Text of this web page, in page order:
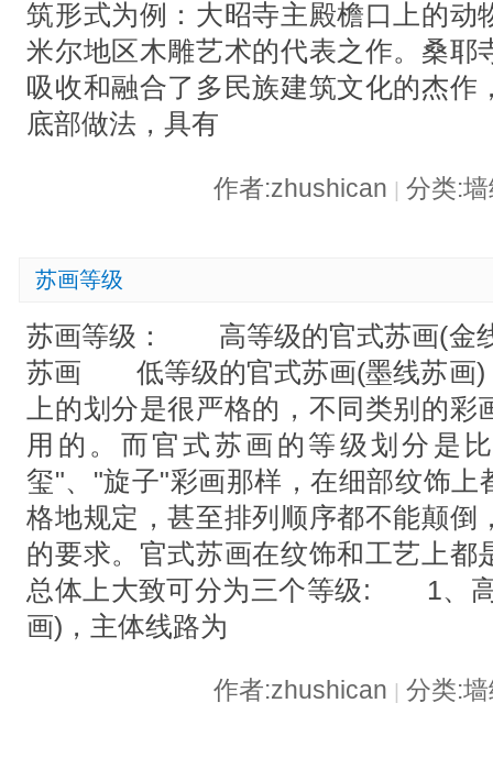
筑形式为例：大昭寺主殿檐口上的动
米尔地区木雕艺术的代表之作。桑耶
吸收和融合了多民族建筑文化的杰作
底部做法，具有
作者:zhushican 分类:
苏画等级
苏画等级： 高等级的官式苏画(
苏画 低等级的官式苏画(墨线苏
上的划分是很严格的，不同类别的
用的。而官式苏画的等级划分是
玺"、"旋子"彩画那样，在细部纹
格地规定，甚至排列顺序都不能颠倒
的要求。官式苏画在纹饰和工艺上都
总体上大致可分为三个等级: 1、高
画)，主体线路为
作者:zhushican 分类: